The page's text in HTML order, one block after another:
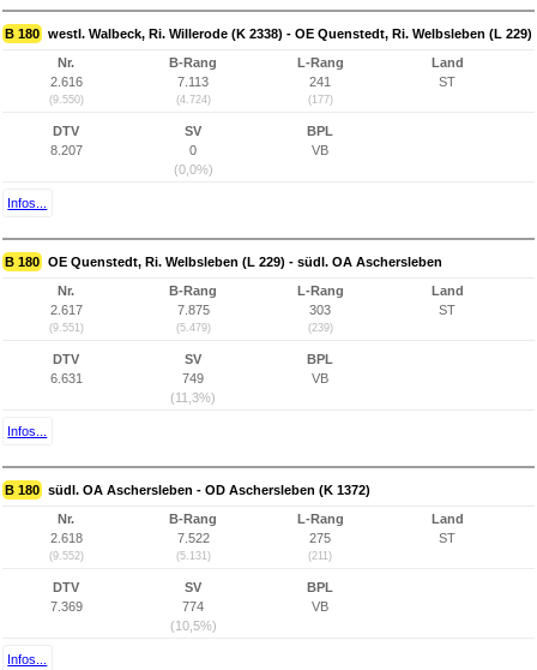
B 180 westl. Walbeck, Ri. Willerode (K 2338) - OE Quenstedt, Ri. Welbsleben (L 229)
Nr.
2.616
(9.550)
B-Rang
7.113
(4.724)
L-Rang
241
(177)
Land
ST
DTV
8.207
SV
0
(0,0%)
BPL
VB
Infos...
B 180 OE Quenstedt, Ri. Welbsleben (L 229) - südl. OA Aschersleben
Nr.
2.617
(9.551)
B-Rang
7.875
(5.479)
L-Rang
303
(239)
Land
ST
DTV
6.631
SV
749
(11,3%)
BPL
VB
Infos...
B 180 südl. OA Aschersleben - OD Aschersleben (K 1372)
Nr.
2.618
(9.552)
B-Rang
7.522
(5.131)
L-Rang
275
(211)
Land
ST
DTV
7.369
SV
774
(10,5%)
BPL
VB
Infos...